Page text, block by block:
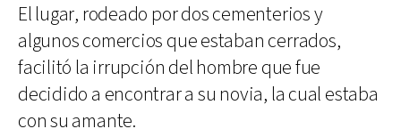
El lugar, rodeado por dos cementerios y
algunos comercios que estaban cerrados,
facilitó la irrupción del hombre que fue
decidido a encontrar a su novia, la cual estaba
con su amante.